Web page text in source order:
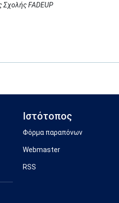
Σχολής FADEUP
Ιστότοπος
Φόρμα παραπόνων
Webmaster
RSS